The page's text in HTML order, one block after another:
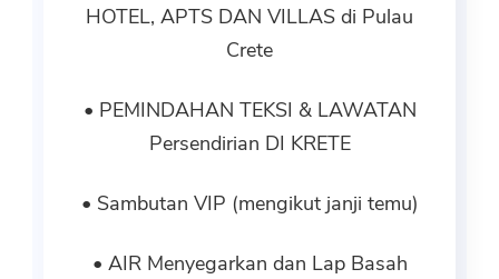
HOTEL, APTS DAN VILLAS di Pulau
Crete
• PEMINDAHAN TEKSI & LAWATAN
Persendirian DI KRETE
• Sambutan VIP (mengikut janji temu)
• AIR Menyegarkan dan Lap Basah